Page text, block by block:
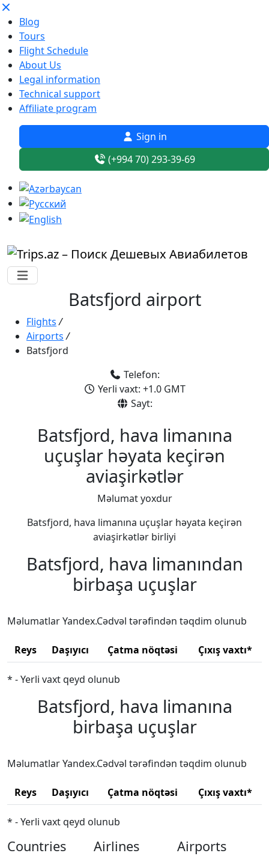
Blog
Tours
Flight Schedule
About Us
Legal information
Technical support
Affiliate program
Sign in
(+994 70) 293-39-69
Batsfjord airport
Flights /
Airports /
Batsfjord
Telefon:
Yerli vaxt: +1.0 GMT
Sayt:
Batsfjord, hava limanına
uçuşlar həyata keçirən
aviaşirkətlər
Məlumat yoxdur
Batsfjord, hava limanına uçuşlar həyata keçirən
aviaşirkətlər birliyi
Batsfjord, hava limanından
birbaşa uçuşlar
Məlumatlar Yandex.Cədvəl tərəfindən təqdim olunub
Reys Daşıyıcı Çatma nöqtəsi Çıxış vaxtı*
* - Yerli vaxt qeyd olunub
Batsfjord, hava limanına
birbaşa uçuşlar
Məlumatlar Yandex.Cədvəl tərəfindən təqdim olunub
Reys Daşıyıcı Çatma nöqtəsi Çıxış vaxtı*
* - Yerli vaxt qeyd olunub
Countries Airlines Airports